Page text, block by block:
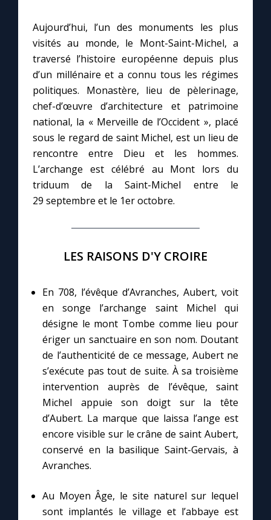
Questions-réponses
Prier au quotidien
Avec Thérèse de Lisieux
L'Évangile chaque jour
Les premiers samedis du mois
Marie qui défait les nœuds
Une Minute avec Marie
Une neuvaine
À la une
1000 Raisons de Croire
Chapelet pour le monde
Faire un don
Aujourd’hui, l’un des monuments les plus
visités au monde, le Mont-Saint-Michel, a
traversé l’histoire européenne depuis plus
d’un millénaire et a connu tous les régimes
politiques. Monastère, lieu de pèlerinage,
chef-d’œuvre d’architecture et patrimoine
national, la « Merveille de l’Occident », placé
sous le regard de saint Michel, est un lieu de
rencontre entre Dieu et les hommes.
L’archange est célébré au Mont lors du
triduum de la Saint-Michel entre le
29 septembre et le 1er octobre.
LES RAISONS D'Y CROIRE
En 708, l’évêque d’Avranches, Aubert, voit
en songe l’archange saint Michel qui
désigne le mont Tombe comme lieu pour
ériger un sanctuaire en son nom. Doutant
de l’authenticité de ce message, Aubert ne
s’exécute pas tout de suite. À sa troisième
intervention auprès de l’évêque, saint
Michel appuie son doigt sur la tête
d’Aubert. La marque que laissa l’ange est
encore visible sur le crâne de saint Aubert,
conservé en la basilique Saint-Gervais, à
Avranches.
Au Moyen Âge, le site naturel sur lequel
sont implantés le village et l’abbaye est